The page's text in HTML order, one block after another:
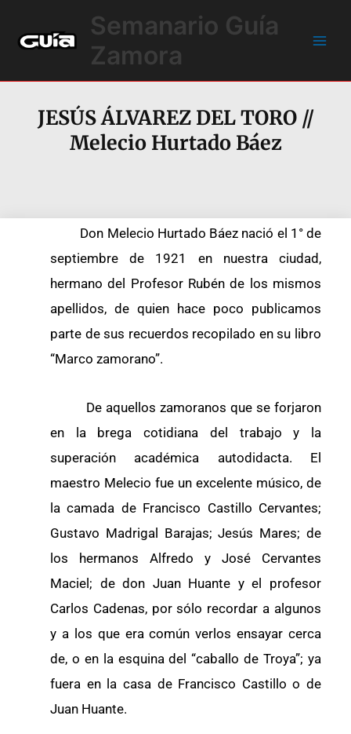
contenido
Semanario Guía
Zamora
JESÚS ÁLVAREZ DEL TORO //
Melecio Hurtado Báez
Don Melecio Hurtado Báez nació el 1° de
septiembre de 1921 en nuestra ciudad,
hermano del Profesor Rubén de los mismos
apellidos, de quien hace poco publicamos
parte de sus recuerdos recopilado en su libro
“Marco zamorano”.
De aquellos zamoranos que se forjaron
en la brega cotidiana del trabajo y la
superación académica autodidacta. El
maestro Melecio fue un excelente músico, de
la camada de Francisco Castillo Cervantes;
Gustavo Madrigal Barajas; Jesús Mares; de
los hermanos Alfredo y José Cervantes
Maciel; de don Juan Huante y el profesor
Carlos Cadenas, por sólo recordar a algunos
y a los que era común verlos ensayar cerca
de, o en la esquina del “caballo de Troya”; ya
fuera en la casa de Francisco Castillo o de
Juan Huante.